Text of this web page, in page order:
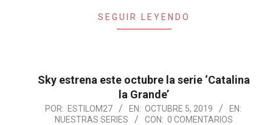
SEGUIR LEYENDO
Sky estrena este octubre la serie ‘Catalina
la Grande’
2019-POR: ESTILOM27 EN: OCTUBRE 5, 2019
EN:
NUESTRAS SERIES
CON: 0 COMENTARIOS